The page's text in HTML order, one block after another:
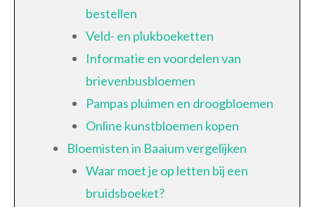
bestellen
Veld- en plukboeketten
Informatie en voordelen van
brievenbusbloemen
Pampas pluimen en droogbloemen
Online kunstbloemen kopen
Bloemisten in Baaium vergelijken
Waar moet je op letten bij een
bruidsboeket?